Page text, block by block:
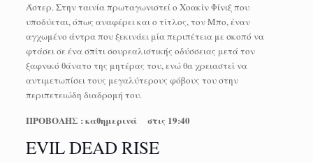
Άστερ. Στην ταινία πρωταγωνιστεί ο Χοακίν Φίνιξ που
υποδύεται, όπως αναφέρει και ο τίτλος, τον Μπο, έναν
αγχωμένο άντρα που ξεκινάει μία περιπέτεια με σκοπό να
φτάσει σε ένα σπίτι σουρεαλιστικής οδύσσειας μετά τον
ξαφνικό θάνατο της μητέρας του, ενώ θα χρειαστεί να
αντιμετωπίσει τους μεγαλύτερους φόβους του στην
περιπετειώδη διαδρομή του.
ΠΡΟΒΟΛΗΣ : καθημερινά στις 19:40
EVIL DEAD RISE